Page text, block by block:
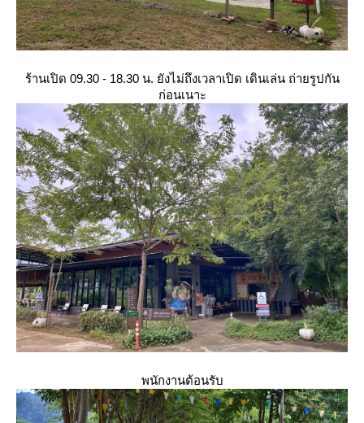
ร้านเปิด 09.30 - 18.30 น. ยังไม่ถึงเวลาเปิด เดินเล่น ถ่ายรูปกัน
ก่อนเนาะ
พนักงานต้อนรับ